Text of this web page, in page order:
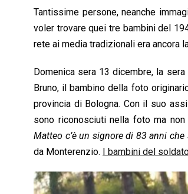
Tantissime persone, neanche
voler trovare quei tre bambini del
rete ai media tradizionali era ancora
Domenica sera 13 dicembre, la
Bruno, il bambino della foto
provincia di Bologna. Con il suo
sono riconosciuti nella foto ma
Matteo c’è un signore di 83 anni
da Monterenzio. I bambini del